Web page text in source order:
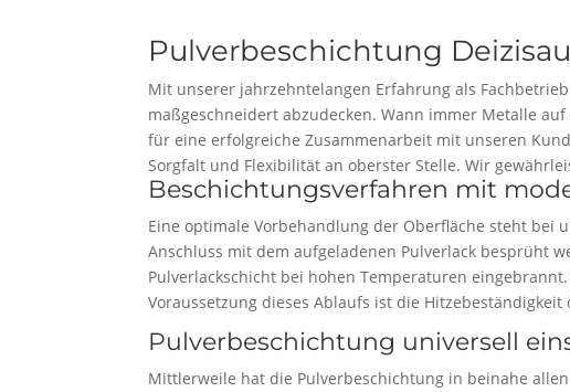
Pulverbeschichtung
Mit unserer jahrzehntelangen Erfahrung als
maßgeschneidert abzudecken. Wann immer Metalle
für eine erfolgreiche Zusammenarbeit mit unseren
Sorgfalt und Flexibilität an oberster Stelle. Wir
Beschichtungsverfahren mit
Eine optimale Vorbehandlung der Oberfläche steht bei
Anschluss mit dem aufgeladenen Pulverlack besprüht
Pulverlackschicht bei hohen Temperaturen
Voraussetzung dieses Ablaufs ist die
Pulverbeschichtung universell
Mittlerweile hat die Pulverbeschichtung in beinahe